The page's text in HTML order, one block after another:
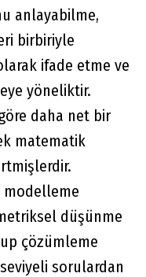
anlayabilme,
birbiriyle
ifade etme ve
yöneliktir.
daha net bir
matematik
modelleme
düşünme
çözümleme
sorulardan